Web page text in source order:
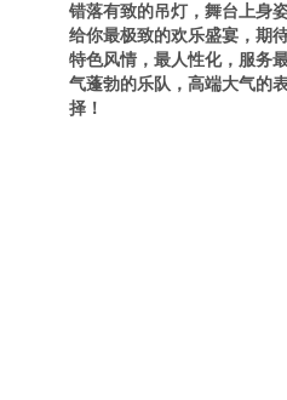
错落有致的吊灯，舞台上身
给你最极致的欢乐盛宴，期
特色风情，最人性化，服务
气蓬勃的乐队，高端大气的
择！